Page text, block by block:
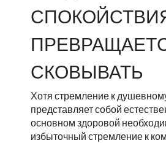
СКОВЫВАТЬ
Хотя стремление к
представляет собой
основном здоровой
избыточный стремление к